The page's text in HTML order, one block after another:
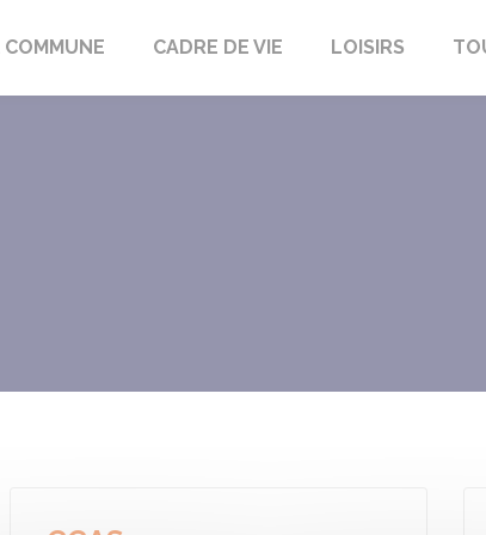
la-Fôret
COMMUNE CADRE DE VIE LOISIRS